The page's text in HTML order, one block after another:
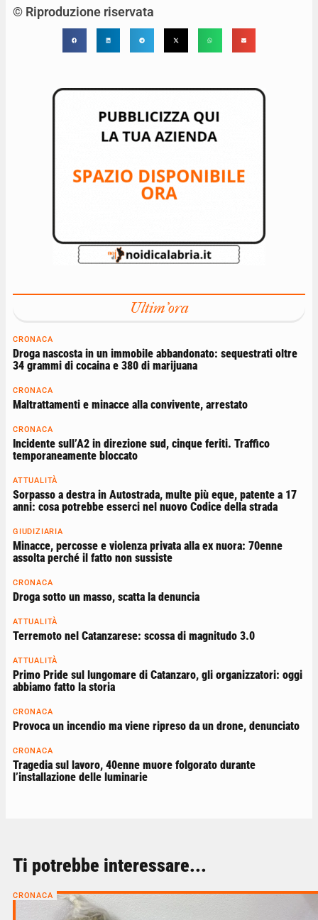
© Riproduzione riservata
Ultim'ora
CRONACA
Droga nascosta in un immobile abbandonato: sequestrati oltre
34 grammi di cocaina e 380 di marijuana
CRONACA
Maltrattamenti e minacce alla convivente, arrestato
CRONACA
Incidente sull’A2 in direzione sud, cinque feriti. Traffico
temporaneamente bloccato
ATTUALITÀ
Sorpasso a destra in Autostrada, multe più eque, patente a 17
anni: cosa potrebbe esserci nel nuovo Codice della strada
GIUDIZIARIA
Minacce, percosse e violenza privata alla ex nuora: 70enne
assolta perché il fatto non sussiste
CRONACA
Droga sotto un masso, scatta la denuncia
ATTUALITÀ
Terremoto nel Catanzarese: scossa di magnitudo 3.0
ATTUALITÀ
Primo Pride sul lungomare di Catanzaro, gli organizzatori: oggi
abbiamo fatto la storia
CRONACA
Provoca un incendio ma viene ripreso da un drone, denunciato
CRONACA
Tragedia sul lavoro, 40enne muore folgorato durante
l’installazione delle luminarie
Ti potrebbe interessare...
CRONACA